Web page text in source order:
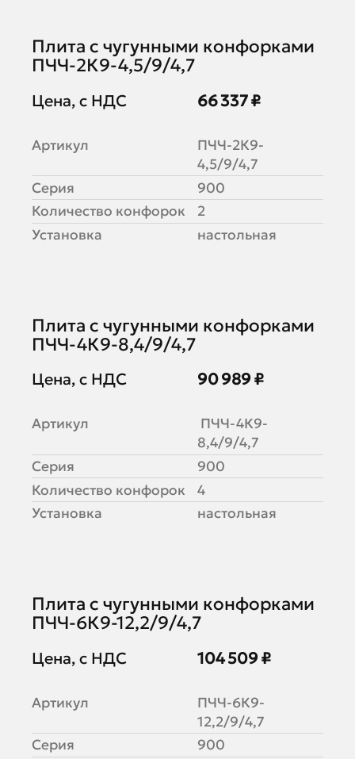
Плита с чугунными конфорками
ПЧЧ-2К9-4,5/9/4,7
Цена, с НДС 66 337 ₽
Артикул
ПЧЧ-2К9-
4,5/9/4,7
Серия
900
Количество конфорок
2
Установка
настольная
Плита с чугунными конфорками
ПЧЧ-4К9-8,4/9/4,7
Цена, с НДС 90 989 ₽
Артикул
ПЧЧ-4К9-
8,4/9/4,7
Серия
900
Количество конфорок
4
Установка
настольная
Плита с чугунными конфорками
ПЧЧ-6К9-12,2/9/4,7
Цена, с НДС 104 509 ₽
Артикул
ПЧЧ-6К9-
12,2/9/4,7
Серия
900